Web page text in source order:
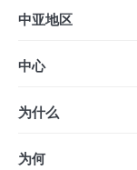
中亚地区
中心
为什么
为何